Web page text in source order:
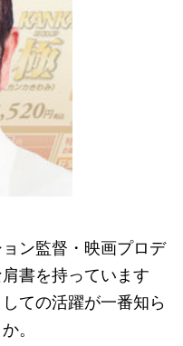
ン監督・映画プロデ
書を持っています
ての活躍が一番知ら
。